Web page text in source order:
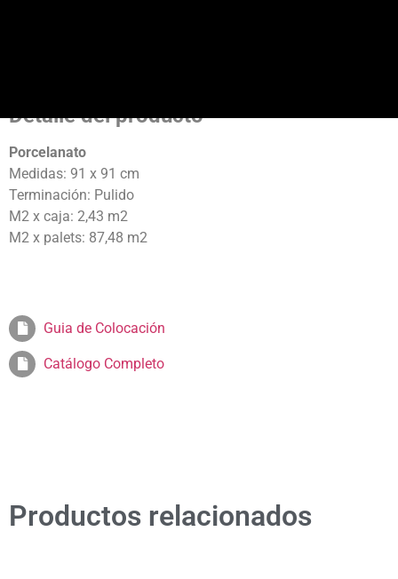
Detalle del producto
Porcelanato
Medidas: 91 x 91 cm
Terminación: Pulido
M2 x caja: 2,43 m2
M2 x palets: 87,48 m2
Guia de Colocación
Catálogo Completo
Productos relacionados